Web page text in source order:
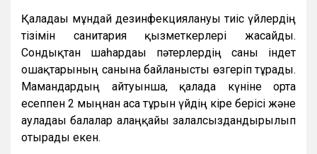
Қаладағы мұндай дезинфекциялануы тиіс үйлердің
тізімін санитария қызметкерлері жасайды.
Сондықтан шаһардағы пәтерлердің саны індет
ошақтарының санына байланысты өзгеріп тұрады.
Мамандардың айтуынша, қалада күніне орта
есеппен 2 мыңнан аса тұрғын үйдің кіре берісі және
ауладағы балалар алаңқайы залалсыздандырылып
отырады екен.